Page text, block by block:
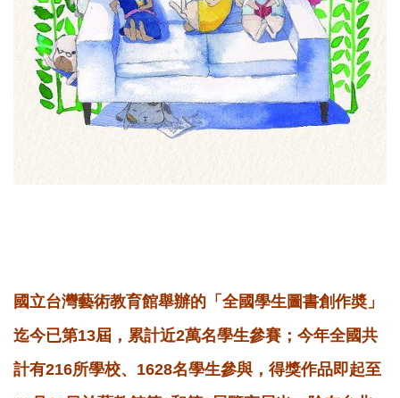
國立台灣藝術教育館舉辦的「全國學生圖書創作奬」
迄今已第13屆，累計近2萬名學生參賽；今年全國共
計有216所學校、1628名學生參與，得獎作品即起至